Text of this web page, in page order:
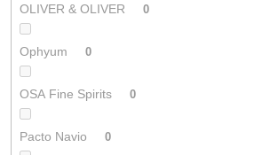
OLIVER & OLIVER 0
Ophyum 0
OSA Fine Spirits 0
Pacto Navio 0